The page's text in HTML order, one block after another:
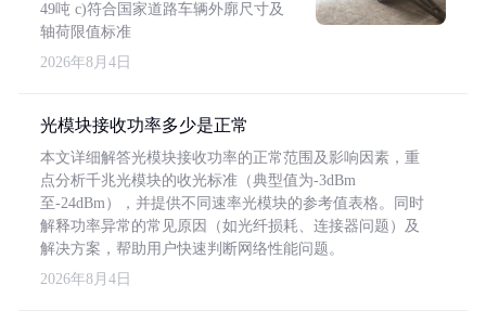
49吨 c)符合国家道路车辆外廓尺寸及
轴荷限值标准
2026年8月4日
光模块接收功率多少是正常
本文详细解答光模块接收功率的正常范围及影响因素，重
点分析千兆光模块的收光标准（典型值为-3dBm
至-24dBm），并提供不同速率光模块的参考值表格。同时
解释功率异常的常见原因（如光纤损耗、连接器问题）及
解决方案，帮助用户快速判断网络性能问题。
2026年8月4日